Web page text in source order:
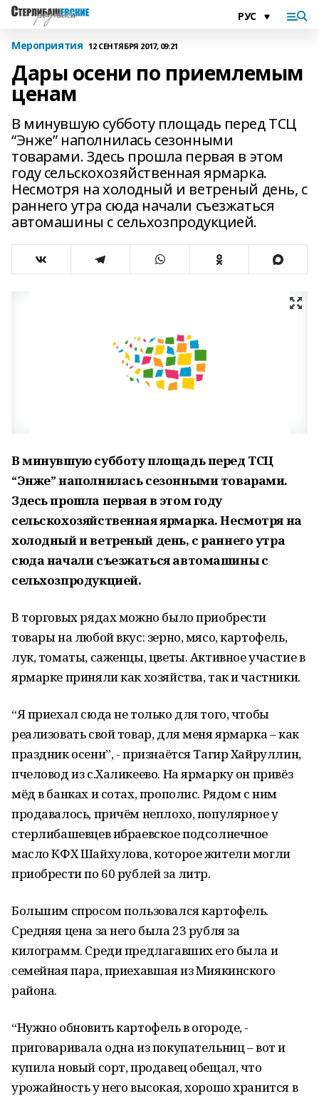
Мероприятия 12 СЕНТЯБРЯ 2017, 09:21
Дары осени по приемлемым
ценам
В минувшую субботу площадь перед ТСЦ
“Энже” наполнилась сезонными
товарами. Здесь прошла первая в этом
году сельскохозяйственная ярмарка.
Несмотря на холодный и ветреный день, с
раннего утра сюда начали съезжаться
автомашины с сельхозпродукцией.
В минувшую субботу площадь перед ТСЦ
“Энже” наполнилась сезонными товарами.
Здесь прошла первая в этом году
сельскохозяйственная ярмарка. Несмотря на
холодный и ветреный день, с раннего утра
сюда начали съезжаться автомашины с
сельхозпродукцией.
В торговых рядах можно было приобрести
товары на любой вкус: зерно, мясо, картофель,
лук, томаты, саженцы, цветы. Активное участие в
ярмарке приняли как хозяйства, так и частники.
“Я приехал сюда не только для того, чтобы
реализовать свой товар, для меня ярмарка – как
праздник осени”, - признаётся Тагир Хайруллин,
пчеловод из с.Халикеево. На ярмарку он привёз
мёд в банках и сотах, прополис. Рядом с ним
продавалось, причём неплохо, популярное у
стерлибашевцев ибраевское подсолнечное
масло КФХ Шайхулова, которое жители могли
приобрести по 60 рублей за литр.
Большим спросом пользовался картофель.
Средняя цена за него была 23 рубля за
килограмм. Среди предлагавших его была и
семейная пара, приехавшая из Миякинского
района.
“Нужно обновить картофель в огороде, -
приговаривала одна из покупательниц – вот и
купила новый сорт, продавец обещал, что
урожайность у него высокая, хорошо хранится в